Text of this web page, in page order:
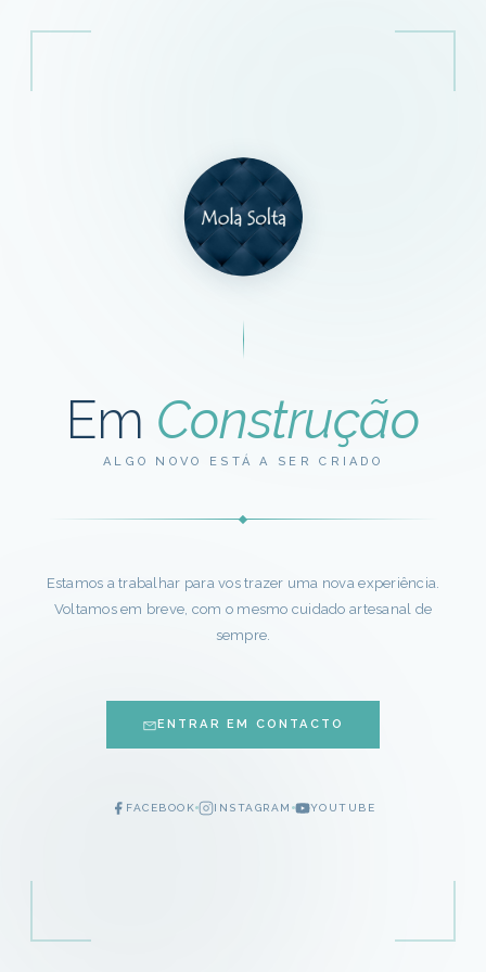
Em Construção
ALGO NOVO ESTÁ A SER CRIADO
Estamos a trabalhar para vos trazer uma nova experiência.
Voltamos em breve, com o mesmo cuidado artesanal de
sempre.
ENTRAR EM CONTACTO
FACEBOOK INSTAGRAM YOUTUBE